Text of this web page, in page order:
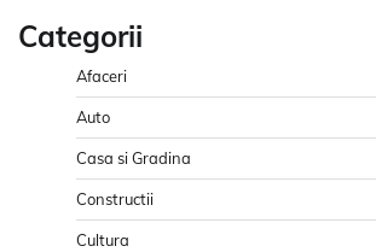
Categorii
Afaceri
Auto
Casa si Gradina
Constructii
Cultura